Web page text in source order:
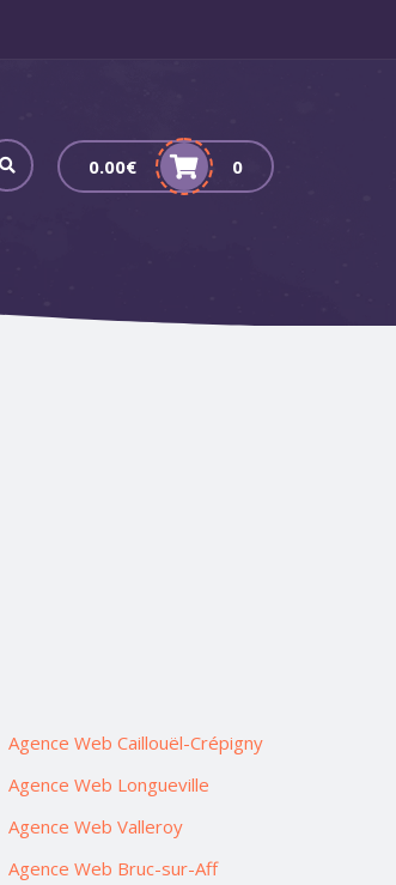
0.00€ 0
Agence Web Caillouël-Crépigny
Agence Web Longueville
Agence Web Valleroy
Agence Web Bruc-sur-Aff